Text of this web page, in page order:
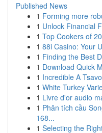
Published News
1 Forming more
1 Unlock Financial
1 Top Cookers of
1 88i Casino: Your
1 Finding the Best
1 Download Quick
1 Incredible A
1 White Turkey
1 Livre d'or audio
1 Phân tích cầu
168...
1 Selecting the